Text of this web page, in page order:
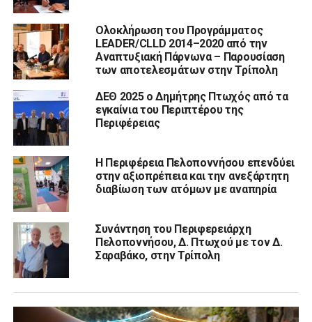
Ολοκλήρωση του Προγράμματος
LEADER/CLLD 2014–2020 από την
Αναπτυξιακή Πάρνωνα – Παρουσίαση
των αποτελεσμάτων στην Τρίπολη
ΔΕΘ 2025 ο Δημήτρης Πτωχός από τα
εγκαίνια του Περιπτέρου της
Περιφέρειας
Η Περιφέρεια Πελοποννήσου επενδύει
στην αξιοπρέπεια και την ανεξάρτητη
διαβίωση των ατόμων με αναπηρία
Συνάντηση του Περιφερειάρχη
Πελοποννήσου, Δ. Πτωχού με τον Δ.
Σαραβάκο, στην Τρίπολη